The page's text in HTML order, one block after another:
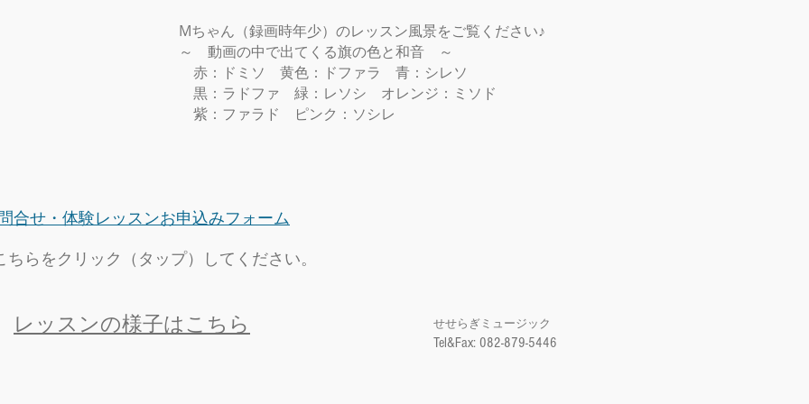
Mちゃん（録画時年少）のレッスン風景をご覧ください♪
～ 動画の中で出てくる旗の色と和音 ～
赤：ドミソ 黄色：ドファラ 青：シレソ
黒：ラドファ 緑：レソシ オレンジ：ミソド
紫：ファラド ピンク：ソシレ
合せ・体験レッスンお申込みフォーム
ちらをクリック（タップ）してください。
レッスンの様子はこちら
せせらぎミュージック
Tel&Fax: 082-879-5446